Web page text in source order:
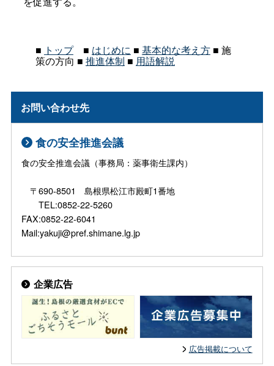
■ トップ■ はじめに ■ 基本的な考え方■ 施
策の方向 ■ 推進体制 ■ 用語解説
お問い合わせ先
食の安全推進会議
食の安全推進会議（事務局：薬事衛生課内）
〒690-8501 島根県松江市殿町1番地
TEL:0852-22-5260
FAX:0852-22-6041
Mail:yakuji@pref.shimane.lg.jp
企業広告
広告掲載について